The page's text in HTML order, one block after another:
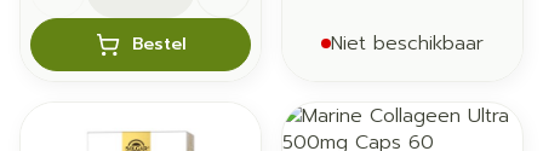
Bestel Niet beschikbaar